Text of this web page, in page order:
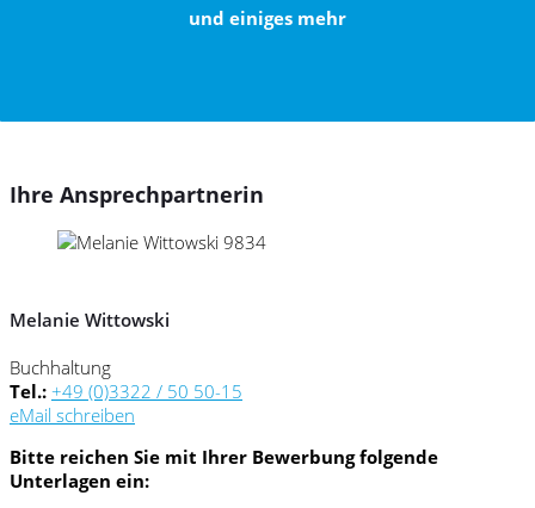
und einiges mehr
Ihre Ansprechpartnerin
Melanie Wittowski
Buchhaltung
Tel.: +49 (0)3322 / 50 50-15
eMail schreiben
Bitte reichen Sie mit Ihrer Bewerbung folgende
Unterlagen ein: